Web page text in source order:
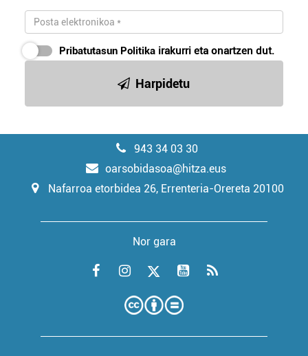
Pribatutasun Politika irakurri eta onartzen dut.
Harpidetu
943 34 03 30
oarsobidasoa@hitza.eus
Nafarroa etorbidea 26, Errenteria-Orereta 20100
Nor gara